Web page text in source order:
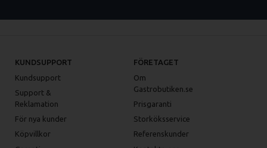
KUNDSUPPORT
Kundsupport
Support &
Reklamation
För nya kunder
Köpvillkor
FÖRETAGET
Om
Gastrobutiken.se
Prisgaranti
Storköksservice
Referenskunder